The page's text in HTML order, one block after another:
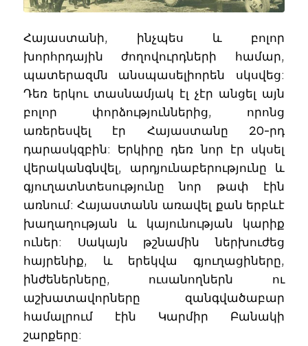
Հայաստանի, ինչպես և բոլոր
խորհրդային ժողովուրդների համար,
պատերազմն անսպասելիորեն սկսվեց:
Դեռ երկու տասնամյակ էլ չէր անցել այն
բոլոր փորձություններից, որոնց
առերեսվել էր Հայաստանը 20-րդ
դարասկզբին: Երկիրը դեռ նոր էր սկսել
վերականգնվել, արդյունաբերությունը և
գյուղատնտեսությունը նոր թափ էին
առնում: Հայաստանն առավել քան երբևէ
խաղաղության և կայունության կարիք
ուներ: Սակայն թշնամին ներխուժեց
հայրենիք, և երեկվա գյուղացիները,
ինժեներները, ուսանողներն ու
աշխատավորները զանգվածաբար
համալրում էին Կարմիր Բանակի
շարքերը: